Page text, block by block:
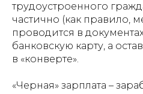
трудоустроенного
частично (как правило,
проводится в
банковскую карту, а
в «конверте».
«Черная» зарплата –